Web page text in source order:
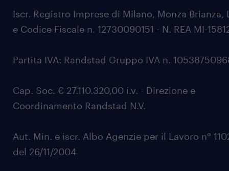
Iscr. Registro Imprese di Milano, Monza Brianza,
e Codice Fiscale n. 12730090151 - N. REA MI-
Partita IVA: Randstad Gruppo IVA n.
Cap. Soc. € 27.110.320,00 i.v. - Direzione e
Coordinamento Randstad N.V.
Aut. Min. e iscr. Albo Agenzie per il Lavoro n°
del 26/11/2004